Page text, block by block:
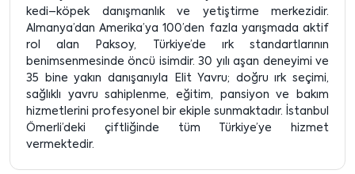
kedi–köpek danışmanlık ve yetiştirme merkezidir.
Almanya’dan Amerika’ya 100’den fazla yarışmada aktif
rol alan Paksoy, Türkiye’de ırk standartlarının
benimsenmesinde öncü isimdir. 30 yılı aşan deneyimi ve
35 bine yakın danışanıyla Elit Yavru; doğru ırk seçimi,
sağlıklı yavru sahiplenme, eğitim, pansiyon ve bakım
hizmetlerini profesyonel bir ekiple sunmaktadır. İstanbul
Ömerli’deki çiftliğinde tüm Türkiye’ye hizmet
vermektedir.